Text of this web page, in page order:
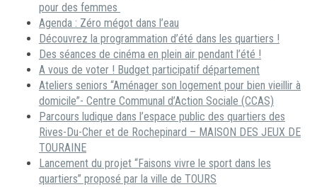
pour des femmes
Agenda : Zéro mégot dans l’eau
Découvrez la programmation d’été dans les quartiers !
Des séances de cinéma en plein air pendant l’été !
A vous de voter ! Budget participatif département
Ateliers seniors “Aménager son logement pour bien vieillir à
domicile”- Centre Communal d’Action Sociale (CCAS)
Parcours ludique dans l’espace public des quartiers des
Rives-Du-Cher et de Rochepinard – MAISON DES JEUX DE
TOURAINE
Lancement du projet “Faisons vivre le sport dans les
quartiers” proposé par la ville de TOURS